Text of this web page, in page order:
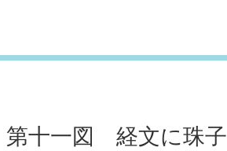
第十一図 経文に珠子